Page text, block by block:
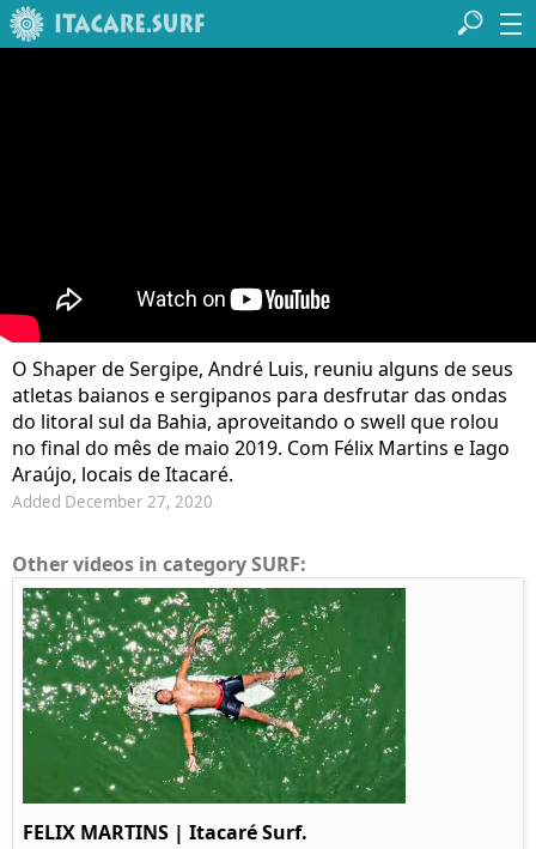
O Shaper de Sergipe, André Luis, reuniu alguns de seus
atletas baianos e sergipanos para desfrutar das ondas
do litoral sul da Bahia, aproveitando o swell que rolou
no final do mês de maio 2019. Com Félix Martins e Iago
Araújo, locais de Itacaré.
Added December 27, 2020
Other videos in category SURF:
FELIX MARTINS | Itacaré Surf.